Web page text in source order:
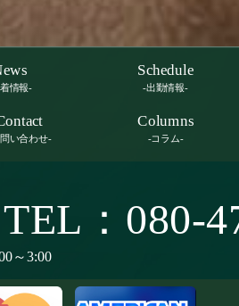
情報-
Schedule
-出勤情報-
い合わせ-
Columns
-コラム-
TEL：080-
～3:00